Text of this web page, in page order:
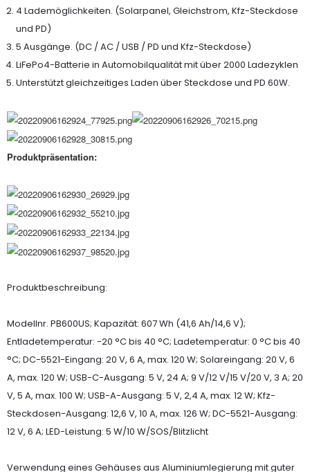
4 Lademöglichkeiten. (Solarpanel, Gleichstrom, Kfz-Steckdose
und PD)
5 Ausgänge. (DC / AC / USB / PD und Kfz-Steckdose)
LiFePo4-Batterie in Automobilqualität mit über 2000 Ladezyklen
Unterstützt gleichzeitiges Laden über Steckdose und PD 60W.
Produktpräsentation:
Produktbeschreibung:
Modellnr. PB600US; Kapazität: 607 Wh (41,6 Ah/14,6 V);
Entladetemperatur: -20 °C bis 40 °C; Ladetemperatur: 0 °C bis 40
°C; DC-5521-Eingang: 20 V, 6 A, max. 120 W; Solareingang: 20 V, 6
A, max. 120 W; USB-C-Ausgang: 5 V, 24 A; 9 V/12 V/15 V/20 V, 3 A; 20
V, 5 A, max. 100 W; USB-A-Ausgang: 5 V, 2,4 A, max. 12 W; Kfz-
Steckdosen-Ausgang: 12,6 V, 10 A, max. 126 W; DC-5521-Ausgang:
12 V, 6 A; LED-Leistung: 5 W/10 W/SOS/Blitzlicht
Verwendung eines Gehäuses aus Aluminiumlegierung mit guter